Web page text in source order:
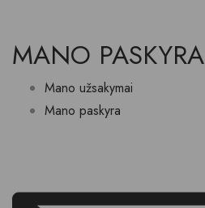
MANO PASKYRA
Mano užsakymai
Mano paskyra